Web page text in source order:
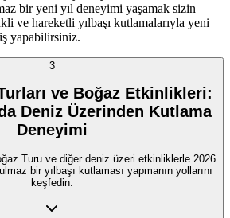
bir yeni yıl deneyimi yaşamak sizin
ve hareketli yılbaşı kutlamalarıyla yeni
yapabilirsiniz.
3
ve Boğaz Etkinlikleri:
Deniz Üzerinden Kutlama
Deneyimi
Turu ve diğer deniz üzeri etkinliklerle 2026
bir yılbaşı kutlaması yapmanın yollarını
keşfedin.